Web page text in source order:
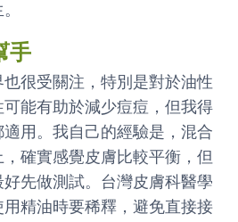
手
很受關注，特別是對於油性
能有助於減少痘痘，但我得
用。我自己的經驗是，混合
確實感覺皮膚比較平衡，但
先做測試。台灣皮膚科醫學
精油時要稀釋，避免直接接